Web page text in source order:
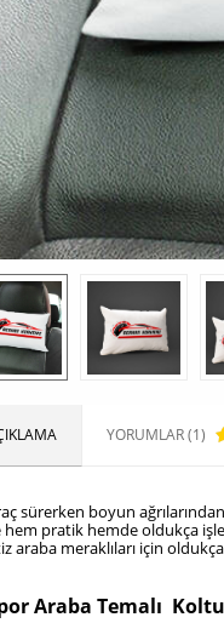
YORUMLAR (1)
sürerken boyun
hem pratik hemde oldukça
araba meraklıları için
Araba Temalı